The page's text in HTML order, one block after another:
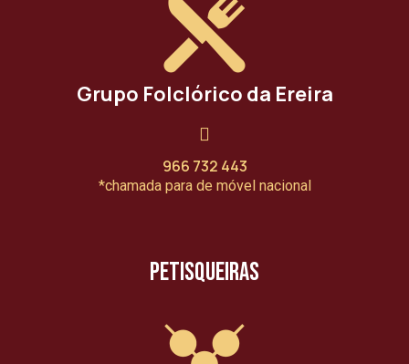
Grupo Folclórico da Ereira
966 732 443
*chamada para de móvel nacional
Petisqueiras